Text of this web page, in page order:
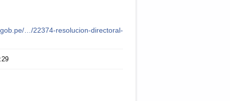
…/22374-resolucion-directoral-